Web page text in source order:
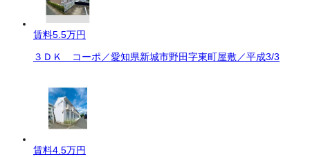
賃料5.5万円
３ＤＫ コーポ／愛知県新城市野田字東町屋敷／平成3/3
賃料4.5万円